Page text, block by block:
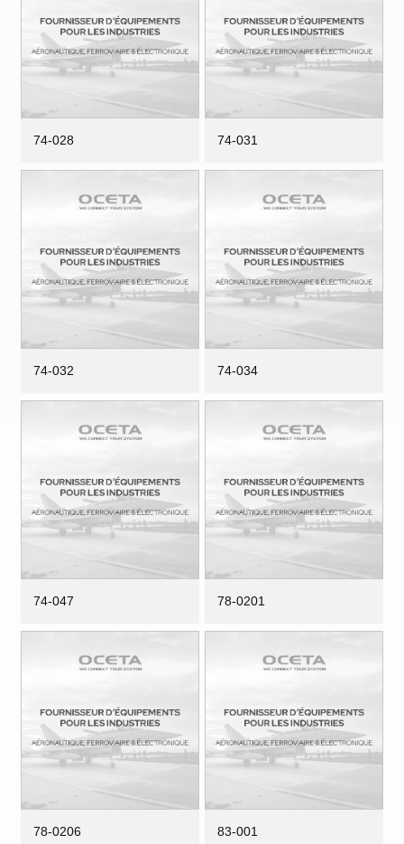
74-028 74-031
74-032 74-034
74-047 78-0201
78-0206 83-001